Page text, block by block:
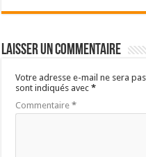
Laisser un commentaire
Votre adresse e-mail ne sera
sont indiqués avec*
Commentaire*